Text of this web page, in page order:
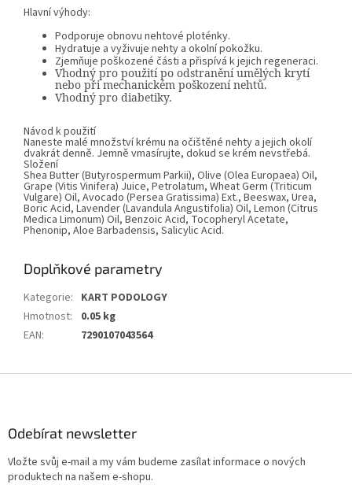
Hlavní výhody:
Podporuje obnovu nehtové ploténky.
Hydratuje a vyživuje nehty a okolní pokožku.
Zjemňuje poškozené části a přispívá k jejich regeneraci.
Vhodný pro použití po odstranění umělých krytí
nebo při mechanickém poškození nehtů.
Vhodný pro diabetiky.
Návod k použití
Naneste malé množství krému na očištěné nehty a jejich okolí
dvakrát denně. Jemně vmasírujte, dokud se krém nevstřebá.
Složení
Shea Butter (Butyrospermum Parkii), Olive (Olea Europaea) Oil,
Grape (Vitis Vinifera) Juice, Petrolatum, Wheat Germ (Triticum
Vulgare) Oil, Avocado (Persea Gratissima) Ext., Beeswax, Urea,
Boric Acid, Lavender (Lavandula Angustifolia) Oil, Lemon (Citrus
Medica Limonum) Oil, Benzoic Acid, Tocopheryl Acetate,
Phenonip, Aloe Barbadensis, Salicylic Acid.
Doplňkové parametry
Kategorie: KART PODOLOGY
Hmotnost:
0.05 kg
EAN: 7290107043564
Odebírat newsletter
Vložte svůj e-mail a my vám budeme zasílat informace o nových
produktech na našem e-shopu.